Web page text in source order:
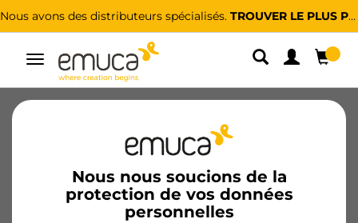
Nous avons des distributeurs spécialisés. TROUVER LE PLUS PROCHE
Alterner
navigation
Nous nous soucions de la
protection de vos données
personnelles
Projets